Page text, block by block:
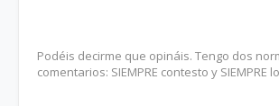
Podéis decirme que opináis. Tengo dos
comentarios: SIEMPRE contesto y SIEMPRE